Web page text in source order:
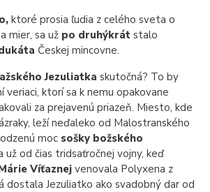
ktoré prosia ľudia z celého sveta o
mier, sa už po druhýkrát stalo
Českej mincovne.
Jezuliatka skutočná? To by
veriaci, ktorí sa k nemu opakovane
za prejavenú priazeň. Miesto, kde
leží neďaleko od Malostranského
moc sošky božského
už od čias tridsaťročnej vojny, keď
Víťaznej venovala Polyxena z
dostala Jezuliatko ako svadobný dar od